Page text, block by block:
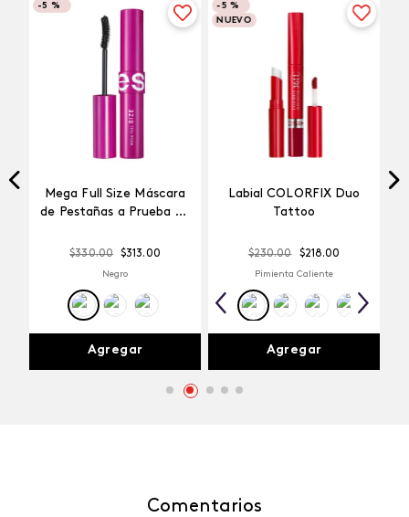
-5 %
Mega Full Size Máscara
de Pestañas a Prueba de
$330.00 $313.00
Negro
Agregar
-5 %
NUEVO
Labial COLORFIX Duo
Tattoo
$230.00 $218.00
Pimienta Caliente
Agregar
Comentarios